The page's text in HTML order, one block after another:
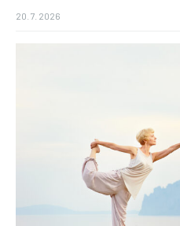
20. 7. 2026